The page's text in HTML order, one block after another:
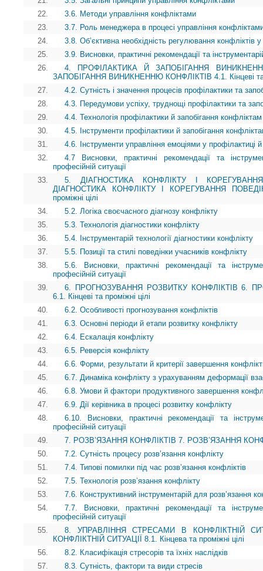
22.
3.6. Методи управління конфліктами
23.
3.7. Роль менеджера в процесі управління
24.
3.8. Об’єктивна необхідність регулювання конфліктів
25.
3.9. Висновки, практичні рекомендації та
26.
4. ПРОФІЛАКТИКА Й ЗАПОБІГАННЯ
ЗАПОБІГАННЯ ВИНИКНЕННЮ КОНФЛІКТІВ 4.1. Кінцеві та
27.
4.2. Сутність і значення процесів профілактики та
28.
4.3. Передумови успіху, труднощі профілактики та
29.
4.4. Технологія профілактики й запобігання конфліктам
30.
4.5. Інструменти профілактики й запобігання
31.
4.6. Інструменти управління емоціями у профілактиці й
32.
4.7 Висновки, практичні рекомендації та
професійній ситуації
33.
5. ДІАГНОСТИКА КОНФЛІКТУ І
ДІАГНОСТИКА КОНФЛІКТУ І КОРЕГУВАННЯ
проміжні цілі
34.
5.2. Логіка своєчасного діагнозу конфлікту
35.
5.3. Технологія діагностики конфлікту
36.
5.4. Інструментарій технології діагностики конфлікту
37.
5.5. Позиції та стилі поведінки учасників конфлікту
38.
5.6. Висновки, практичні рекомендації та
професійній ситуації
39.
6. ПРОГНОЗУВАННЯ РОЗВИТКУ КОНФЛІКТІВ 6.
6.1. Кінцеві та проміжні цілі
40.
6.2. Особливості прогнозування конфліктів
41.
6.3. Основні періоди й етапи розвитку конфлікту
42.
6.4. Ескалація конфлікту
43.
6.5. Реверсія конфлікту
44.
6.6. Форми, результати й критерії завершення
45.
6.7. Динаміка конфлікту з урахуванням деформації
46.
6.8. Умови й фактори продуктивного завершення
47.
6.9. Дії керівника в процесі розвитку конфлікту
48.
6.10. Висновки, практичні рекомендації та
професійній ситуації
49.
7. РОЗВ’ЯЗАННЯ КОНФЛІКТІВ 7. РОЗВ’ЯЗАННЯ
50.
7.2. Сутність процесу розв’язання конфлікту
51.
7.4. Типові помилки під час розв’язання конфліктів
52.
7.5. Технологія розв’язання конфлікту
53.
7.6. Конструктивний інструментарій для розв’язання
54.
7.7. Висновки, практичні рекомендації та
професійній ситуації
55.
8. УПРАВЛІННЯ СТРЕСАМИ В КОНФЛІКТНІЙ
КОНФЛІКТНІЙ СИТУАЦІЇ 8.1. Кінцева та проміжні цілі
56.
8.2. Класифікація стресорів та їхніх наслідків
57.
8.3. Сутність, фактори та види стресів